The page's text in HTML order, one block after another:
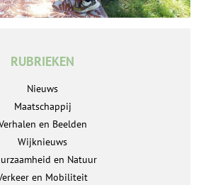
RUBRIEKEN
Nieuws
Maatschappij
en Beelden
Wijknieuws
en Natuur
en Mobiliteit